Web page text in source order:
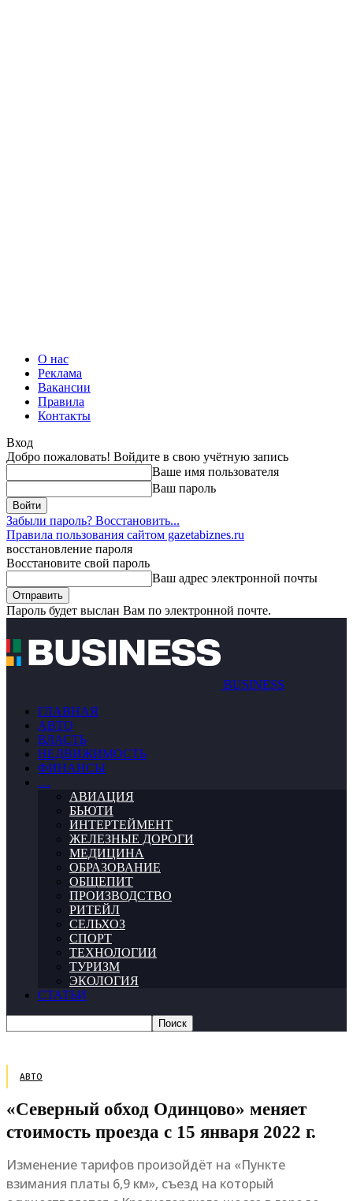
О нас
Реклама
Вакансии
Правила
Контакты
Вход
Добро пожаловать! Войдите в свою учётную запись
Ваше имя пользователя
Ваш пароль
Забыли пароль? Восстановить...
Правила пользования сайтом gazetabiznes.ru
восстановление пароля
Восстановите свой пароль
Ваш адрес электронной почты
Пароль будет выслан Вам по электронной почте.
BUSINESS
ГЛАВНАЯ
АВТО
ВЛАСТЬ
НЕДВИЖИМОСТЬ
ФИНАНСЫ
…
АВИАЦИЯ
БЬЮТИ
ИНТЕРТЕЙМЕНТ
ЖЕЛЕЗНЫЕ ДОРОГИ
МЕДИЦИНА
ОБРАЗОВАНИЕ
ОБЩЕПИТ
ПРОИЗВОДСТВО
РИТЕЙЛ
СЕЛЬХОЗ
СПОРТ
ТЕХНОЛОГИИ
ТУРИЗМ
ЭКОЛОГИЯ
СТАТЬИ
АВТО
«Северный обход Одинцово» меняет
стоимость проезда с 15 января 2022 г.
Изменение тарифов произойдёт на «Пункте
взимания платы 6,9 км», съезд на который